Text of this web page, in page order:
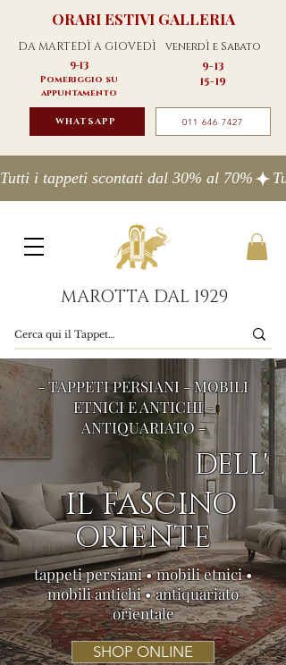
ORARI ESTIVI GALLERIA
DA MARTEDÌ A GIOVEDÌ venerdÌ e Sabato
9-13
Pomeriggio su
appuntamento
9-13
15-19
WHATSAPP 011 646 7427
Tutti i tappeti scontati dal 30% al 70%
MAROTTA DAL 1929
- TAPPETI PERSIANI - MOBILI
ETNICI E ANTICHI -
ANTIQUARIATO -
DELL'
IL FASCINO
ORIENTE
tappeti persiani • mobili etnici •
mobili antichi • antiquariato
orientale
SHOP ONLINE